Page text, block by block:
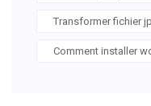
Transformer fichier
Comment installer